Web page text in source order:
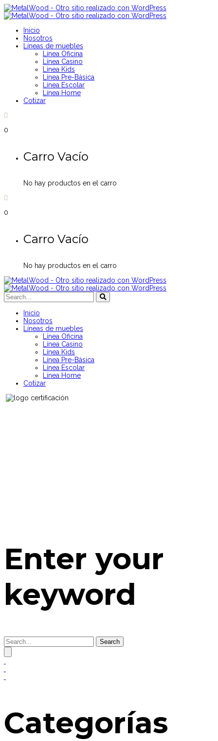
Inicio
Nosotros
Líneas de muebles
Línea Oficina
Línea Casino
Línea Kids
Línea Pre-Básica
Línea Escolar
Línea Home
Cotizar
0
Carro Vacío
No hay productos en el carro
0
Carro Vacío
No hay productos en el carro
Inicio
Nosotros
Líneas de muebles
Línea Oficina
Línea Casino
Línea Kids
Línea Pre-Básica
Línea Escolar
Línea Home
Cotizar
Enter your
keyword
Search
Categorías